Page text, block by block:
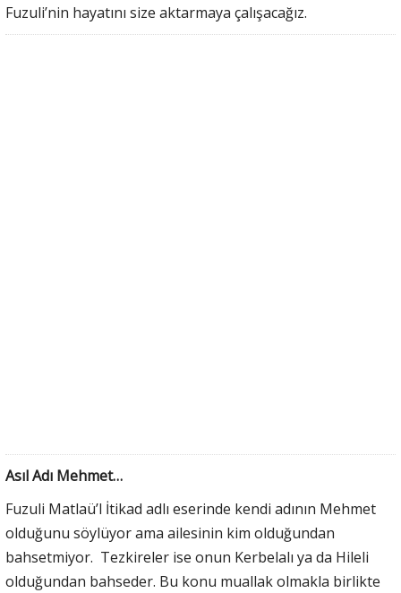
Fuzuli’nin hayatını size aktarmaya çalışacağız.
Asıl Adı Mehmet…
Fuzuli Matlaü’l İtikad adlı eserinde kendi adının Mehmet
olduğunu söylüyor ama ailesinin kim olduğundan
bahsetmiyor. Tezkireler ise onun Kerbelalı ya da Hileli
olduğundan bahseder. Bu konu muallak olmakla birlikte